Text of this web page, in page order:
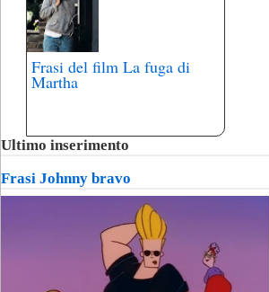
Frasi del film La fuga di
Martha
Ultimo inserimento
Frasi Johnny bravo